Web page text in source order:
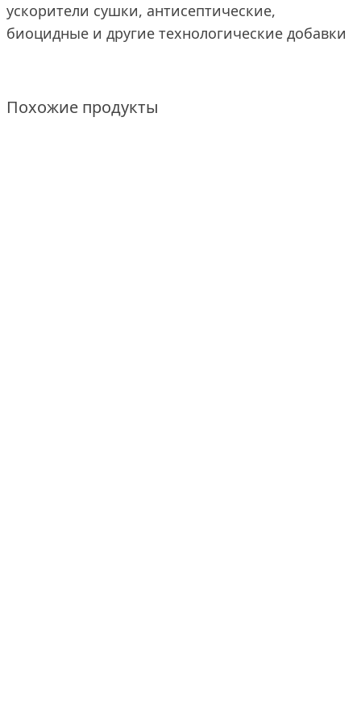
ускорители сушки, антисептические,
биоцидные и другие технологические добавки
Похожие продукты